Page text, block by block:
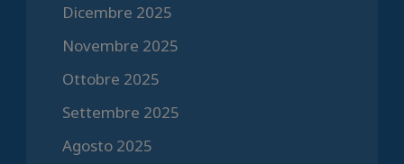
Dicembre 2025
Novembre 2025
Ottobre 2025
Settembre 2025
Agosto 2025